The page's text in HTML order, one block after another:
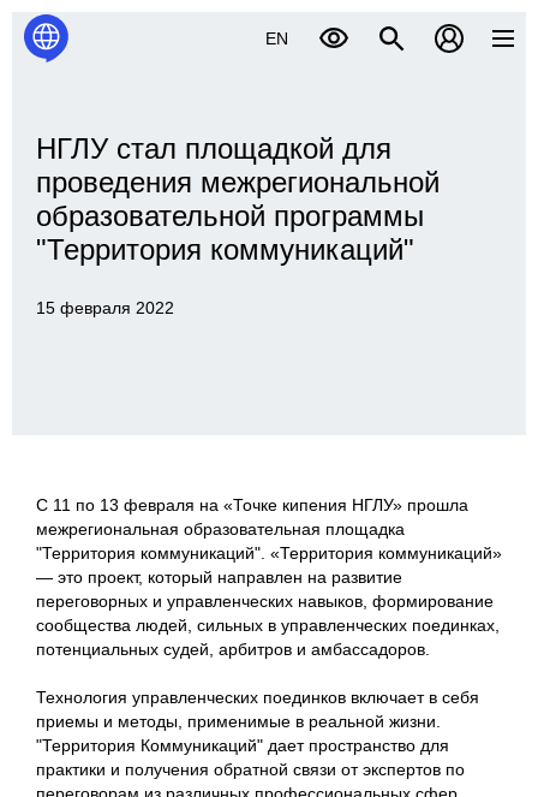
EN
НГЛУ стал площадкой для
проведения межрегиональной
образовательной программы
"Территория коммуникаций"
15 февраля 2022
С 11 по 13 февраля на «Точке кипения НГЛУ» прошла
межрегиональная образовательная площадка
"Территория коммуникаций". «Территория коммуникаций»
— это проект, который направлен на развитие
переговорных и управленческих навыков, формирование
сообщества людей, сильных в управленческих поединках,
потенциальных судей, арбитров и амбассадоров.
Технология управленческих поединков включает в себя
приемы и методы, применимые в реальной жизни.
"Территория Коммуникаций" дает пространство для
практики и получения обратной связи от экспертов по